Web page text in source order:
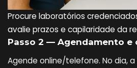
Procure laboratórios credenciados
avalie prazos e capilaridade da
Passo 2 — Agendamento e
Agende online/telefone. No dia,